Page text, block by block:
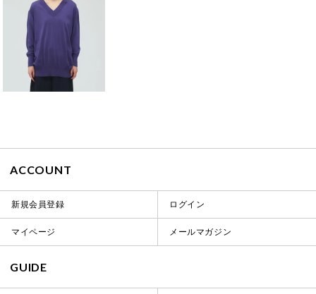
ACCOUNT
新規会員登録 ログイン
マイページ メールマガジン
GUIDE